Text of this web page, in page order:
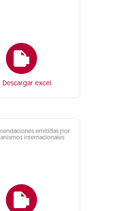
Descargar excel
emitidas por
internacionales